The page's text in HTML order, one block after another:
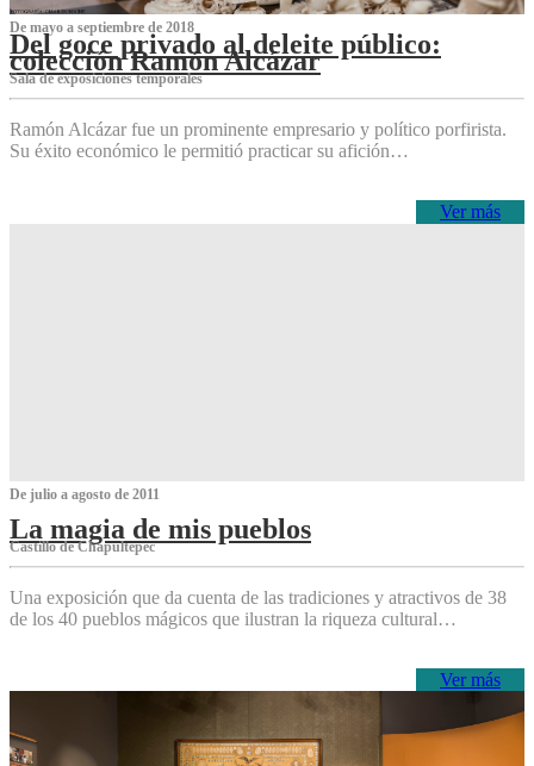
De mayo a septiembre de 2018
Del goce privado al deleite público:
colección Ramón Alcázar
Sala de exposiciones temporales
Ramón Alcázar fue un prominente empresario y político porfirista.
Su éxito económico le permitió practicar su afición…
Ver más
De julio a agosto de 2011
La magia de mis pueblos
Castillo de Chapultepec
Una exposición que da cuenta de las tradiciones y atractivos de 38
de los 40 pueblos mágicos que ilustran la riqueza cultural…
Ver más